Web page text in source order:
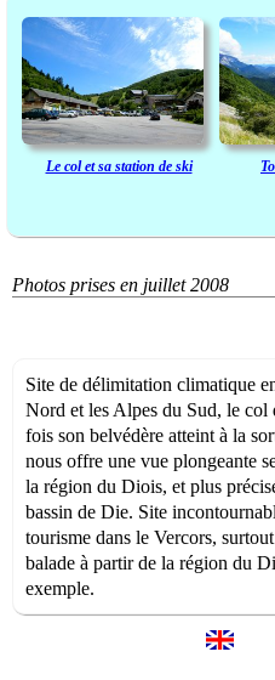
Le col et sa station de ski
Photos prises en juillet 2008
Site de délimitation climatique
Nord et les Alpes du Sud, le col
fois son belvédère atteint à la
nous offre une vue plongeante
la région du Diois, et plus
bassin de Die. Site
tourisme dans le Vercors,
balade à partir de la région du
exemple.